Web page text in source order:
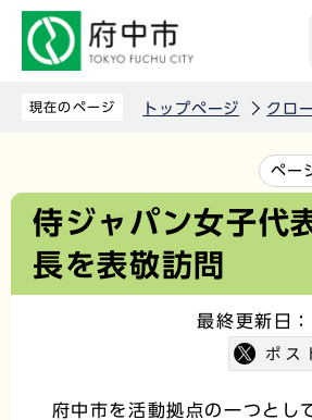
先
現在のページ トップページ クロ
文
か
ペー
侍ジャパン女子代
長を表敬訪問
最終更新日
府中市を活動拠点の一つとし